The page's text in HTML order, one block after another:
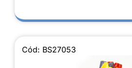
Cód: BS27053